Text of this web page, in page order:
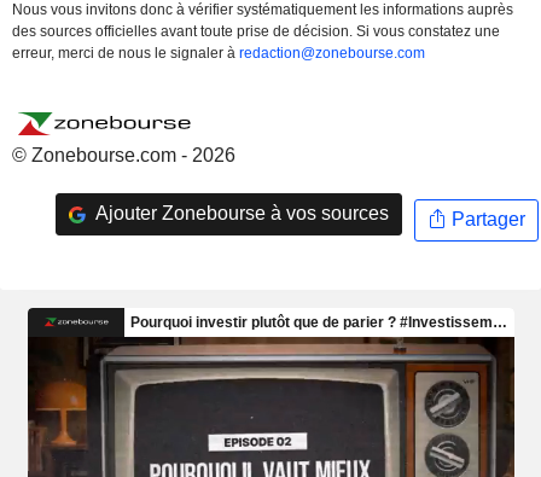
Nous vous invitons donc à vérifier systématiquement les informations auprès
des sources officielles avant toute prise de décision. Si vous constatez une
erreur, merci de nous le signaler à redaction@zonebourse.com
© Zonebourse.com - 2026
Ajouter Zonebourse à vos sources Partager